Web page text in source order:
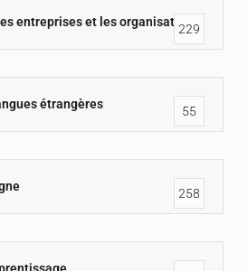
entreprises et les organisations
229
étrangères 55
258